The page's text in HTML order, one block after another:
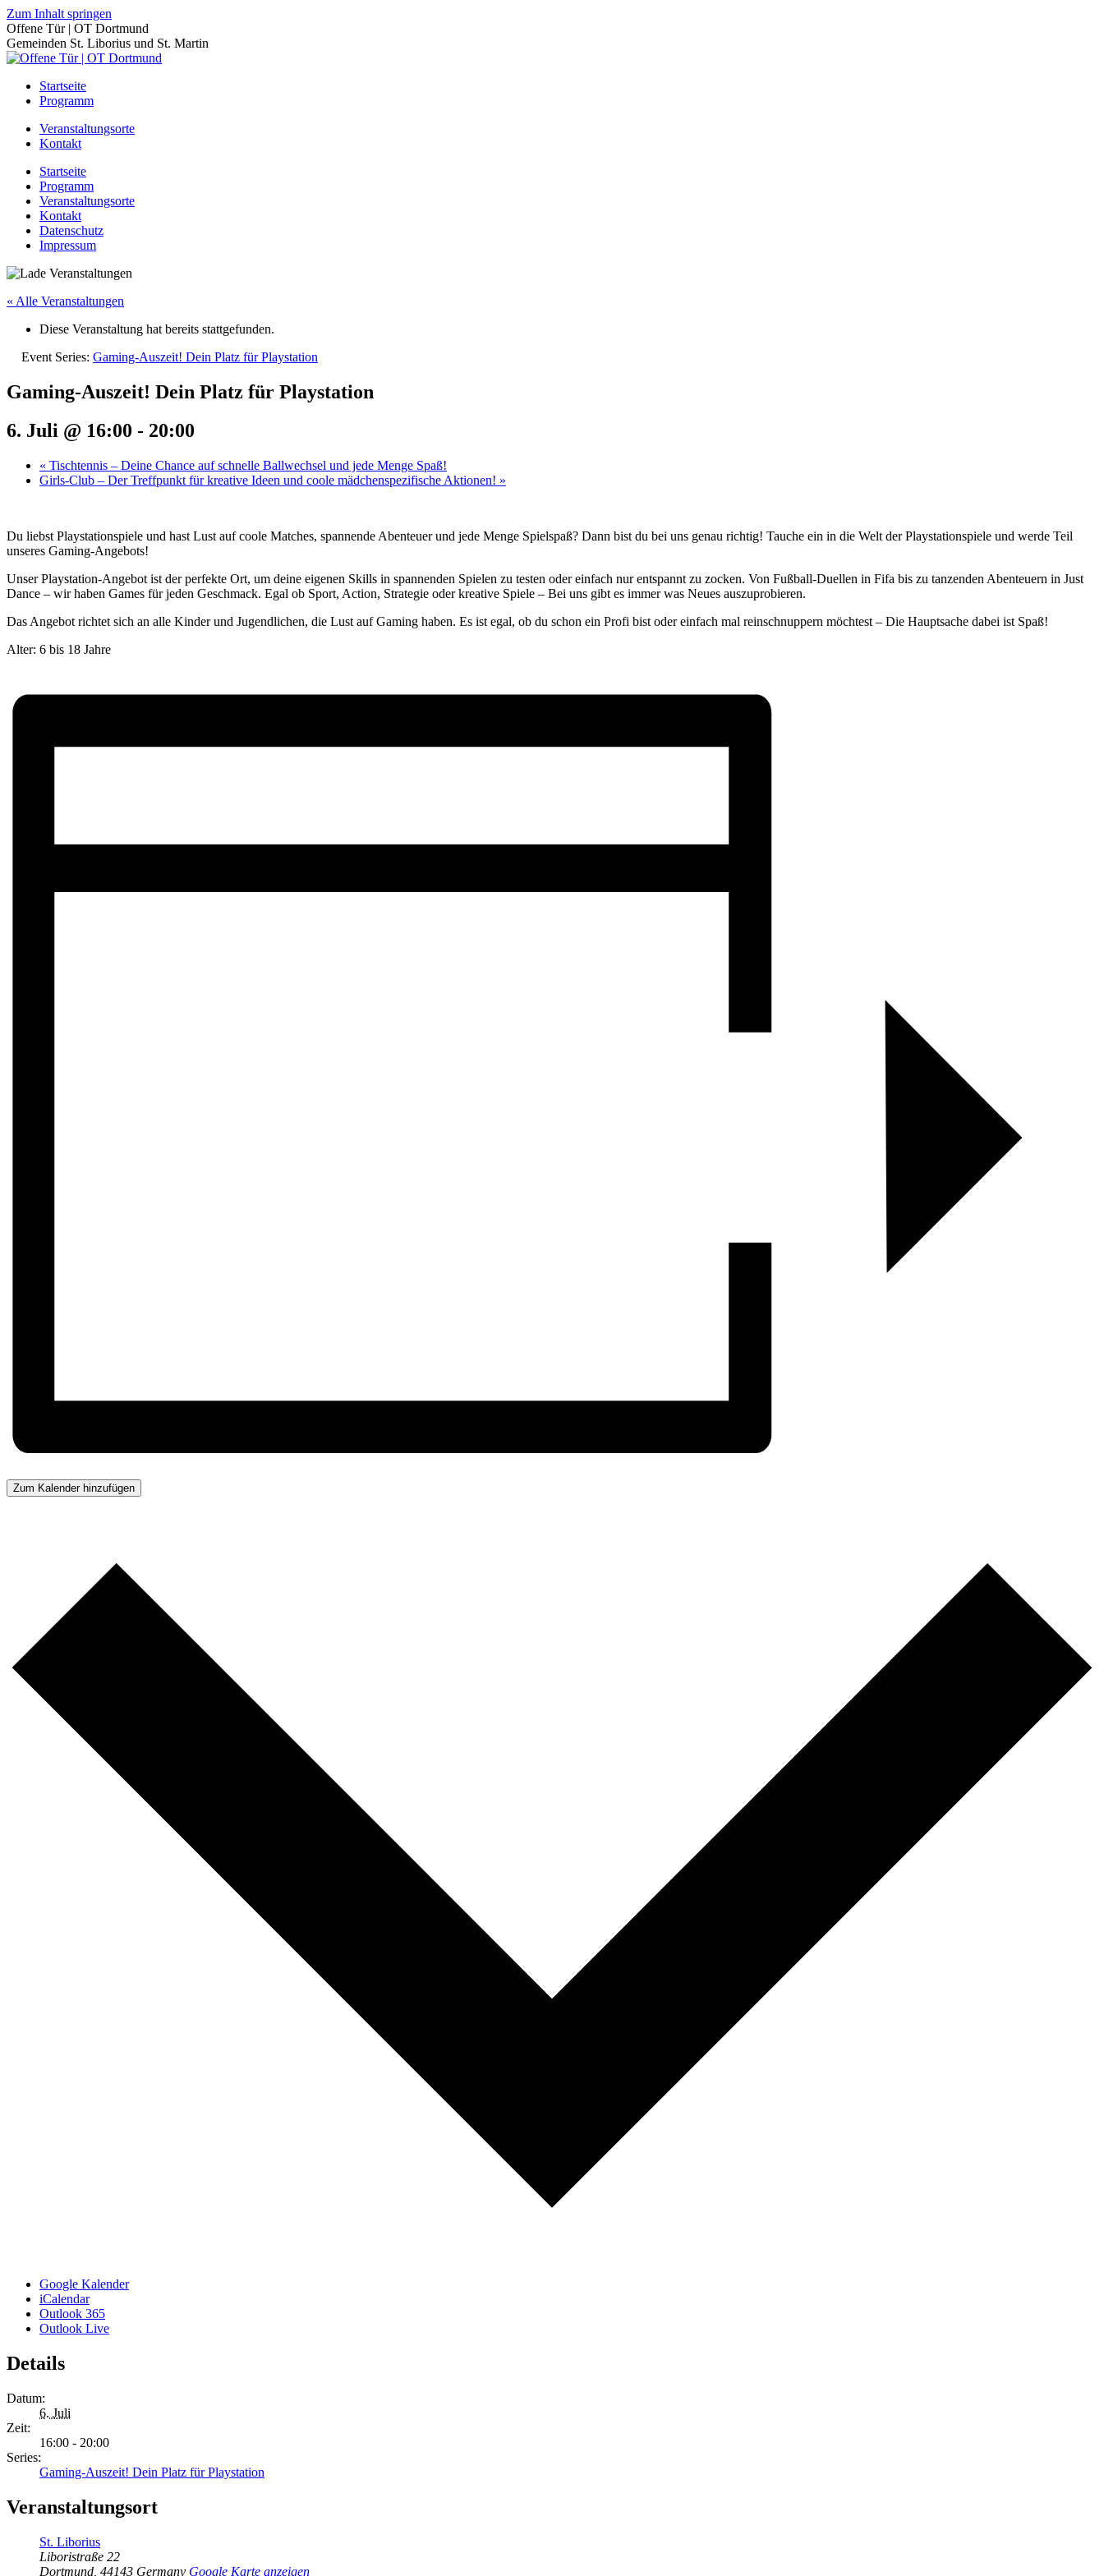
Zum Inhalt springen
Offene Tür | OT Dortmund
Gemeinden St. Liborius und St. Martin
Startseite
Programm
Veranstaltungsorte
Kontakt
Startseite
Programm
Veranstaltungsorte
Kontakt
Datenschutz
Impressum
« Alle Veranstaltungen
Diese Veranstaltung hat bereits stattgefunden.
Event Series: Gaming-Auszeit! Dein Platz für Playstation
Gaming-Auszeit! Dein Platz für Playstation
6. Juli @ 16:00 - 20:00
« Tischtennis – Deine Chance auf schnelle Ballwechsel und jede Menge Spaß!
Girls-Club – Der Treffpunkt für kreative Ideen und coole mädchenspezifische Aktionen! »
Du liebst Playstationspiele und hast Lust auf coole Matches, spannende Abenteuer und jede Menge Spielspaß? Dann bist du bei uns genau richtig! Tauche ein in die Welt der Playstationspiele und werde Teil
unseres Gaming-Angebots!
Unser Playstation-Angebot ist der perfekte Ort, um deine eigenen Skills in spannenden Spielen zu testen oder einfach nur entspannt zu zocken. Von Fußball-Duellen in Fifa bis zu tanzenden Abenteuern in Just
Dance – wir haben Games für jeden Geschmack. Egal ob Sport, Action, Strategie oder kreative Spiele – Bei uns gibt es immer was Neues auszuprobieren.
Das Angebot richtet sich an alle Kinder und Jugendlichen, die Lust auf Gaming haben. Es ist egal, ob du schon ein Profi bist oder einfach mal reinschnuppern möchtest – Die Hauptsache dabei ist Spaß!
Alter: 6 bis 18 Jahre
Zum Kalender hinzufügen
Google Kalender
iCalendar
Outlook 365
Outlook Live
Details
Datum:
6. Juli
Zeit:
16:00 - 20:00
Series:
Gaming-Auszeit! Dein Platz für Playstation
Veranstaltungsort
St. Liborius
Liboristraße 22
Dortmund 44143 Germany Google Karte anzeigen